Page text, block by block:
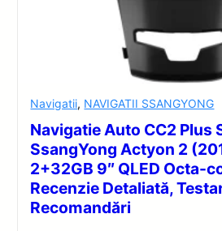
Navigatii, NAVIGATII SSANGYONG
Navigatie Auto CC2 Plus
SsangYong Actyon 2
2+32GB 9″ QLED Octa-
Recenzie Detaliată,
Recomandări